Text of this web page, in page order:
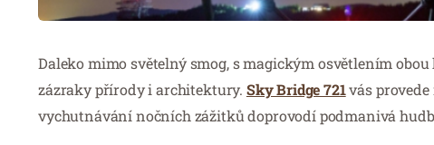
Daleko mimo světelný smog, s magickým osvětlením
zázraky přírody i architektury. Sky Bridge 721vás provede
vychutnávání nočních zážitků doprovodí podmanivá